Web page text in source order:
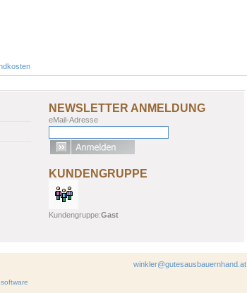
NEWSLETTER ANMELDUNG
eMail-Adresse
KUNDENGRUPPE
Kundengruppe:Gast
winkler@gutesausbauernhand.at